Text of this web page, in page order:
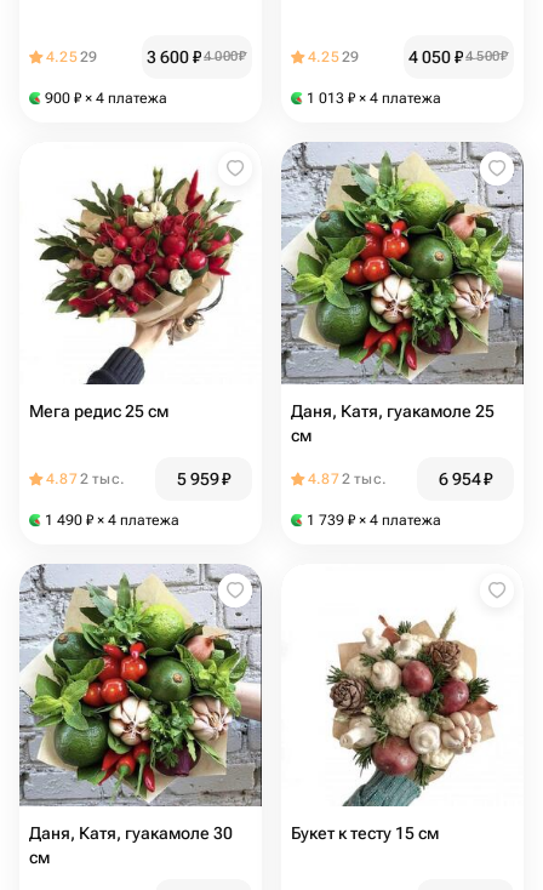
4.2529 3 600₽4 000₽
900 ₽ × 4 платежа
4.2529 4 050₽4 500₽
1 013 ₽ × 4 платежа
Мега редис 25 см
4.872 тыс. 5 959₽
1 490 ₽ × 4 платежа
Даня, Катя, гуакамоле 25
см
4.872 тыс. 6 954₽
1 739 ₽ × 4 платежа
Даня, Катя, гуакамоле 30
см
Букет к тесту 15 см